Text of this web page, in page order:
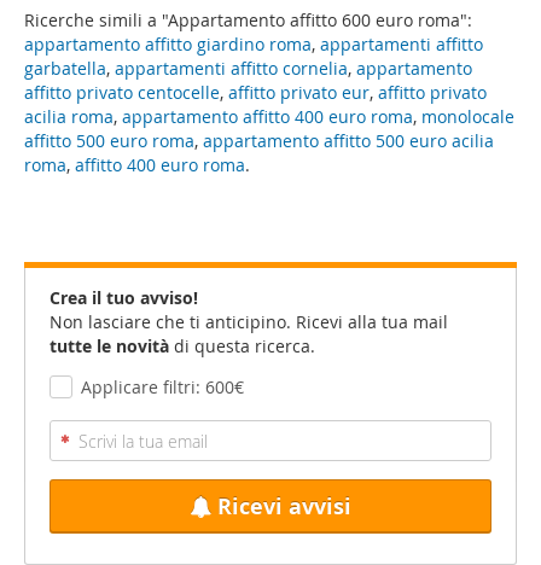
Ricerche simili a "Appartamento affitto 600 euro roma":
appartamento affitto giardino roma, appartamenti affitto
garbatella, appartamenti affitto cornelia, appartamento
affitto privato centocelle, affitto privato eur, affitto privato
acilia roma, appartamento affitto 400 euro roma, monolocale
affitto 500 euro roma, appartamento affitto 500 euro acilia
roma, affitto 400 euro roma.
Crea il tuo avviso!
Non lasciare che ti anticipino. Ricevi alla tua mail
tutte le novità di questa ricerca.
Applicare filtri: 600€
Ricevi avvisi